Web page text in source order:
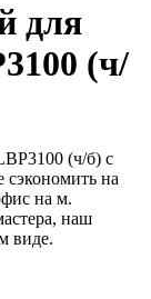
для
(ч/
(ч/б) с
на
на м.
наш
виде.